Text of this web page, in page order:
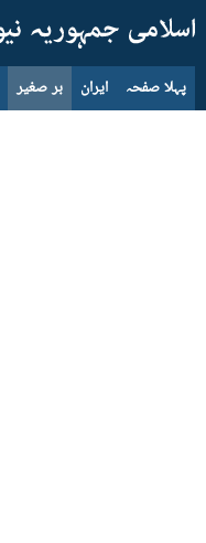
پہلا صفحہ ایران بر صغیر